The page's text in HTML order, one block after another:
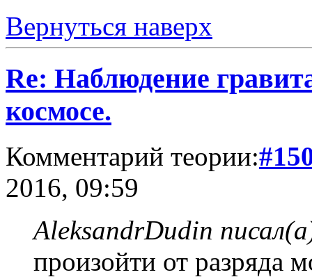
Вернуться наверх
Re: Наблюдение
космосе.
Комментарий теории:
2016, 09:59
AleksandrDudin
произойти от разряда